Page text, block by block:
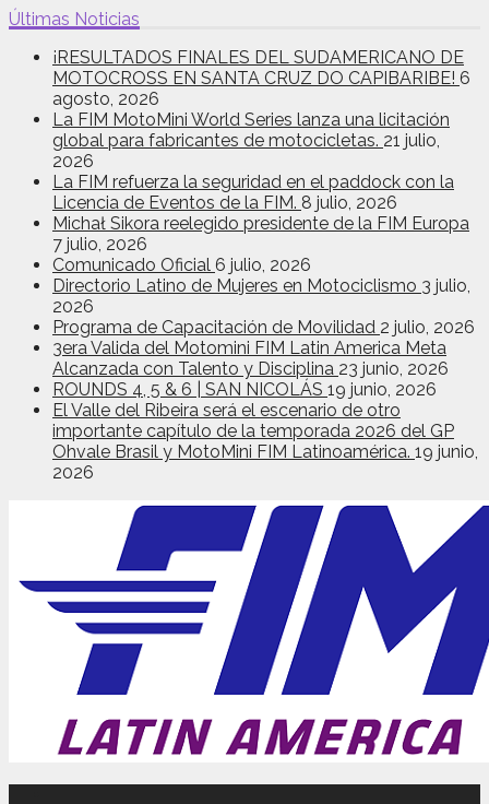
Últimas Noticias
¡RESULTADOS FINALES DEL SUDAMERICANO DE
MOTOCROSS EN SANTA CRUZ DO CAPIBARIBE! 6
agosto, 2026
La FIM MotoMini World Series lanza una licitación
global para fabricantes de motocicletas. 21 julio,
2026
La FIM refuerza la seguridad en el paddock con la
Licencia de Eventos de la FIM. 8 julio, 2026
Michał Sikora reelegido presidente de la FIM Europa
7 julio, 2026
Comunicado Oficial 6 julio, 2026
Directorio Latino de Mujeres en Motociclismo 3 julio,
2026
Programa de Capacitación de Movilidad 2 julio, 2026
3era Valida del Motomini FIM Latin America Meta
Alcanzada con Talento y Disciplina 23 junio, 2026
ROUNDS 4, 5 & 6 | SAN NICOLÁS 19 junio, 2026
El Valle del Ribeira será el escenario de otro
importante capítulo de la temporada 2026 del GP
Ohvale Brasil y MotoMini FIM Latinoamérica. 19 junio,
2026